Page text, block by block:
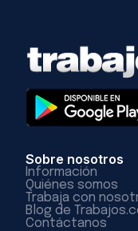
Sobre nosotros
Información
Quiénes somos
Trabaja con
Blog de
Contáctanos